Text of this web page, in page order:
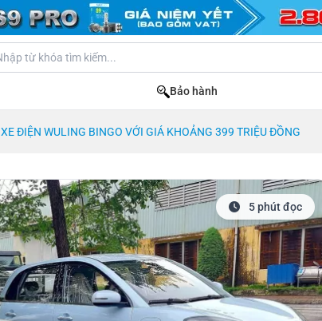
Bảo hành
XE ĐIỆN WULING BINGO VỚI GIÁ KHOẢNG 399 TRIỆU ĐỒNG
5 phút đọc